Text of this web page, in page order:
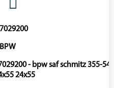
BPW
- bpw saf schmitz 355-541
24x55